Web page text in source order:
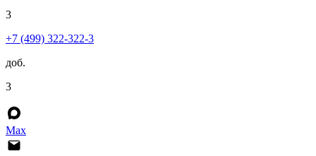
3
+7 (499) 322-322-3
доб.
3
Max